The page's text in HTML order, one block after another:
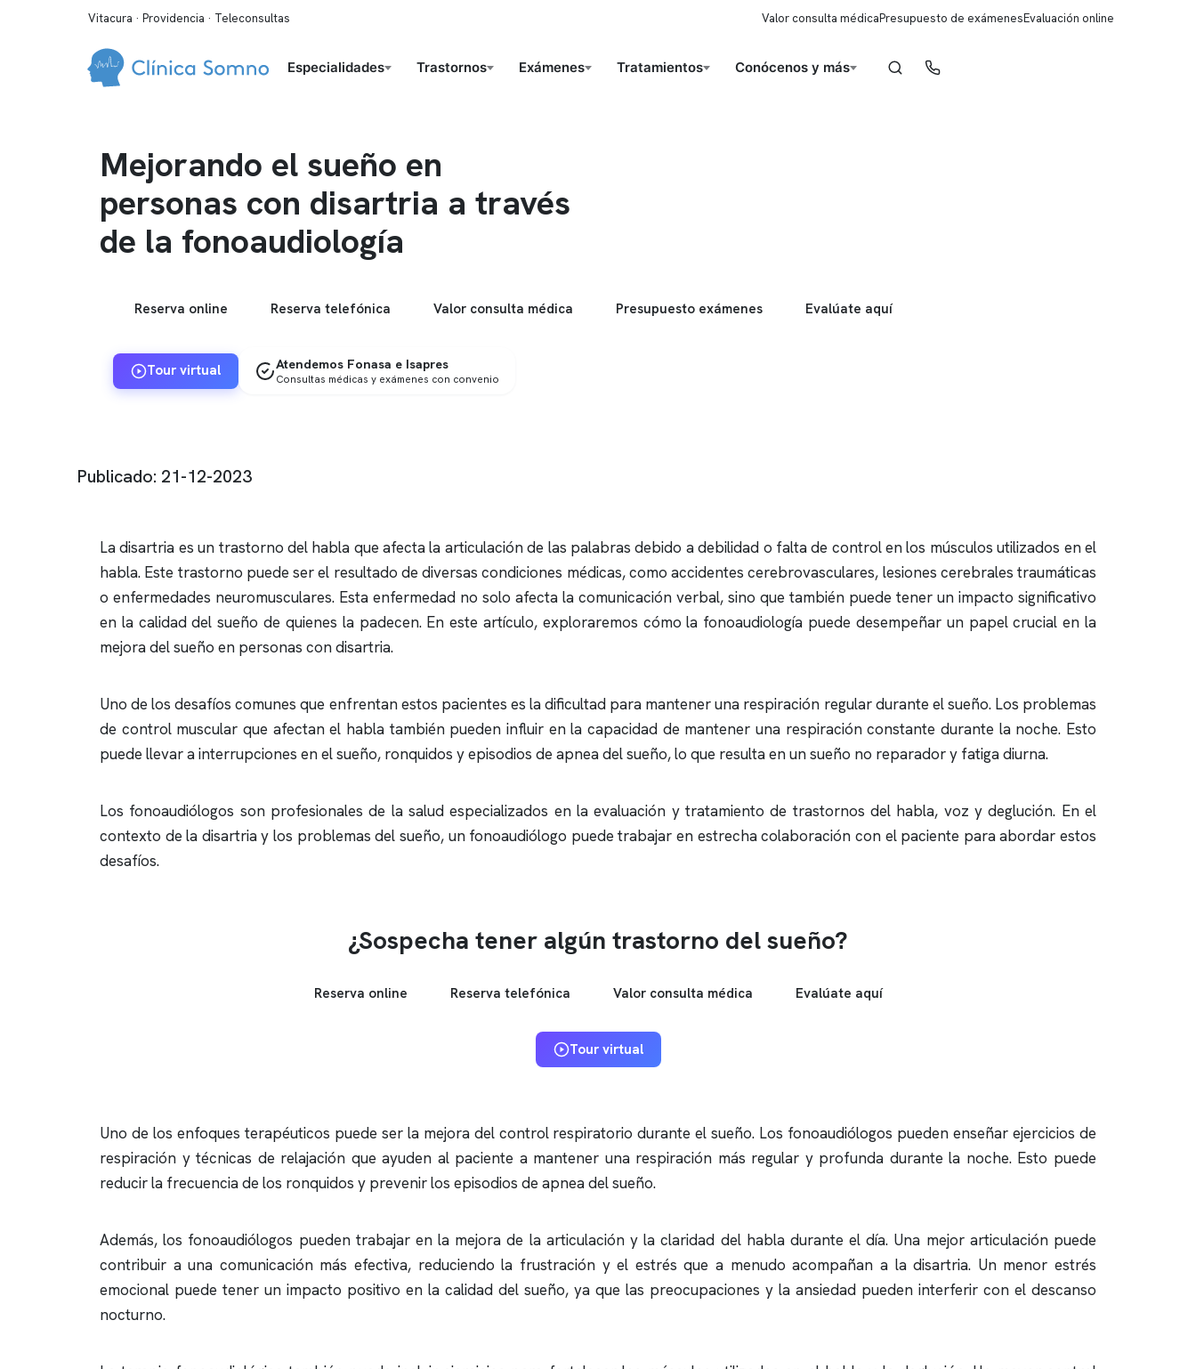
Vitacura · Providencia · Teleconsultas Valor consulta médicaPresupuesto de exámenesEvaluación online
Especialidades Trastornos Exámenes Tratamientos Conócenos y más
Mejorando el sueño en
personas con disartria a través
de la fonoaudiología
Reserva online Reserva telefónica Valor consulta médica Presupuesto exámenes Evalúate aquí
Tour virtual Atendemos Fonasa e Isapres
Consultas médicas y exámenes con convenio
Publicado: 21-12-2023
La disartria es un trastorno del habla que afecta la articulación de las palabras debido a debilidad o falta de control en los músculos utilizados en el
habla. Este trastorno puede ser el resultado de diversas condiciones médicas, como accidentes cerebrovasculares, lesiones cerebrales traumáticas
o enfermedades neuromusculares. Esta enfermedad no solo afecta la comunicación verbal, sino que también puede tener un impacto significativo
en la calidad del sueño de quienes la padecen. En este artículo, exploraremos cómo la fonoaudiología puede desempeñar un papel crucial en la
mejora del sueño en personas con disartria.
Uno de los desafíos comunes que enfrentan estos pacientes es la dificultad para mantener una respiración regular durante el sueño. Los problemas
de control muscular que afectan el habla también pueden influir en la capacidad de mantener una respiración constante durante la noche. Esto
puede llevar a interrupciones en el sueño, ronquidos y episodios de apnea del sueño, lo que resulta en un sueño no reparador y fatiga diurna.
Los fonoaudiólogos son profesionales de la salud especializados en la evaluación y tratamiento de trastornos del habla, voz y deglución. En el
contexto de la disartria y los problemas del sueño, un fonoaudiólogo puede trabajar en estrecha colaboración con el paciente para abordar estos
desafíos.
¿Sospecha tener algún trastorno del sueño?
Reserva online Reserva telefónica Valor consulta médica Evalúate aquí
Tour virtual
Uno de los enfoques terapéuticos puede ser la mejora del control respiratorio durante el sueño. Los fonoaudiólogos pueden enseñar ejercicios de
respiración y técnicas de relajación que ayuden al paciente a mantener una respiración más regular y profunda durante la noche. Esto puede
reducir la frecuencia de los ronquidos y prevenir los episodios de apnea del sueño.
Además, los fonoaudiólogos pueden trabajar en la mejora de la articulación y la claridad del habla durante el día. Una mejor articulación puede
contribuir a una comunicación más efectiva, reduciendo la frustración y el estrés que a menudo acompañan a la disartria. Un menor estrés
emocional puede tener un impacto positivo en la calidad del sueño, ya que las preocupaciones y la ansiedad pueden interferir con el descanso
nocturno.